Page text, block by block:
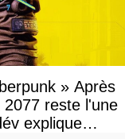
» Après
reste l'une
explique